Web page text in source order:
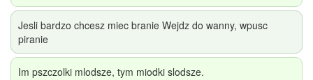
Jesli bardzo chcesz miec branie Wejdz do wanny, wpusc
piranie
Im pszczolki mlodsze, tym miodki slodsze.